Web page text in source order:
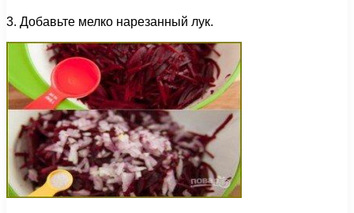
3. Добавьте мелко нарезанный лук.